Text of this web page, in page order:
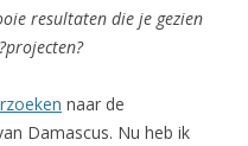
resultaten die je gezien
naar de
Damascus. Nu heb ik